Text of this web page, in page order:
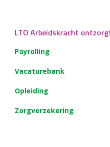
LTO Arbeidskracht
Payrolling
Vacaturebank
Opleiding
Zorgverzekering